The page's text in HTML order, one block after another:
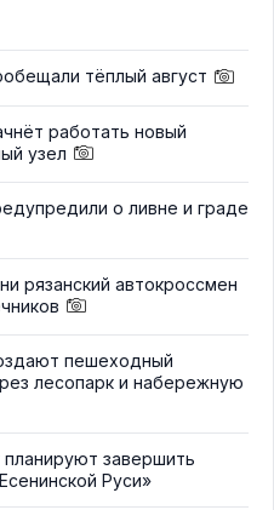
тёплый август
работать новый
узел
о ливне и граде
рязанский автокроссмен
пешеходный
лесопарк и набережную
завершить
Руси»